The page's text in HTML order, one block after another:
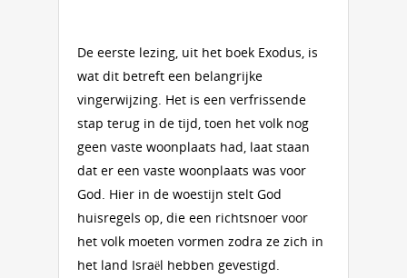
De eerste lezing, uit het boek Exodus, is
wat dit betreft een belangrijke
vingerwijzing. Het is een verfrissende
stap terug in de tijd, toen het volk nog
geen vaste woonplaats had, laat staan
dat er een vaste woonplaats was voor
God. Hier in de woestijn stelt God
huisregels op, die een richtsnoer voor
het volk moeten vormen zodra ze zich in
het land Israël hebben gevestigd.